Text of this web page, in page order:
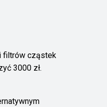
filtrów cząstek
3000 zł.